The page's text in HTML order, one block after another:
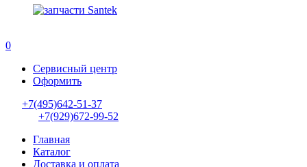
0
Сервисный центр
Оформить
+7(495)642-51-37
+7(929)672-99-52
Главная
Каталог
Доставка и оплата